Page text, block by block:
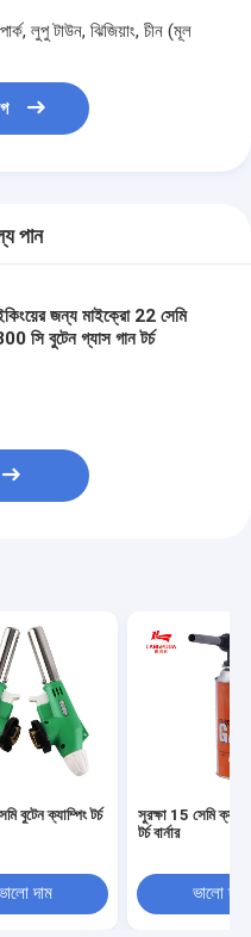
পার্ক, লুপু টাউন, ঝিজিয়াং, চীন (মূল
পান
জন্য মাইক্রো 22 সেমি
সি বুটেন গ্যাস গান টর্চ
বুটেন ক্যাম্পিং টর্চ
দাম
সুরক্ষা 15 সেমি
টর্চ বার্নার
ভালো দাম